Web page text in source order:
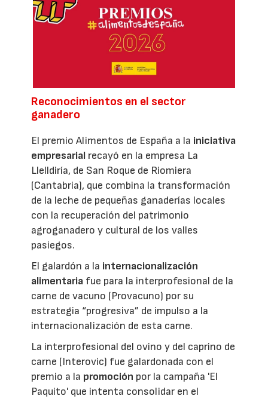
Reconocimientos en el sector
ganadero
El premio Alimentos de España a la iniciativa
empresarial recayó en la empresa La
Llelldiría, de San Roque de Riomiera
(Cantabria), que combina la transformación
de la leche de pequeñas ganaderías locales
con la recuperación del patrimonio
agroganadero y cultural de los valles
pasiegos.
El galardón a la internacionalización
alimentaria fue para la interprofesional de la
carne de vacuno (Provacuno) por su
estrategia “progresiva” de impulso a la
internacionalización de esta carne.
La interprofesional del ovino y del caprino de
carne (Interovic) fue galardonada con el
premio a la promoción por la campaña 'El
Paquito' que intenta consolidar en el